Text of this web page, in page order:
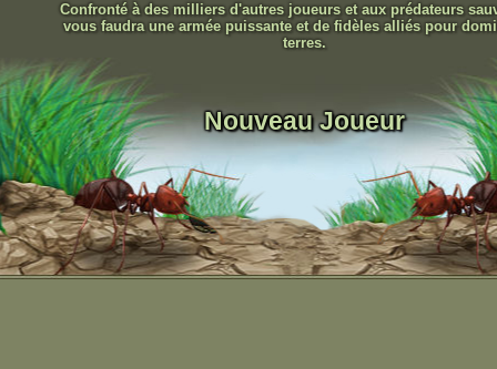
Confronté à des milliers d'autres joueurs et aux prédateurs
vous faudra une armée puissante et de fidèles alliés pour
terres.
Nouveau Joueur